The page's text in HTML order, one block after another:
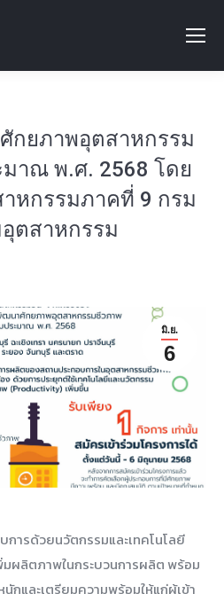
กยภาพอุตสาหกรรม
าณ พ.ศ. 2568 โดย
หกรรมภาคที่ 9 กรม
อุตสาหกรรม
มิ.ย.
6
ารด้วยนวัตกรรมและเทคโนโลยี
ผลิตภาพในกระบวนการผลิต พร้อม
กและเตรียมความพร้อมให้แก่ผู้เข้า